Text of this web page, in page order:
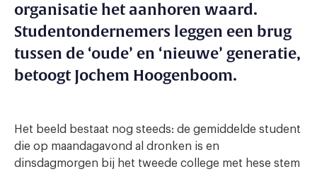
organisatie het aanhoren waard.
Studentondernemers leggen een brug
tussen de ‘oude’ en ‘nieuwe’ generatie,
betoogt Jochem Hoogenboom.
Het beeld bestaat nog steeds: de gemiddelde student
die op maandagavond al dronken is en
dinsdagmorgen bij het tweede college met hese stem